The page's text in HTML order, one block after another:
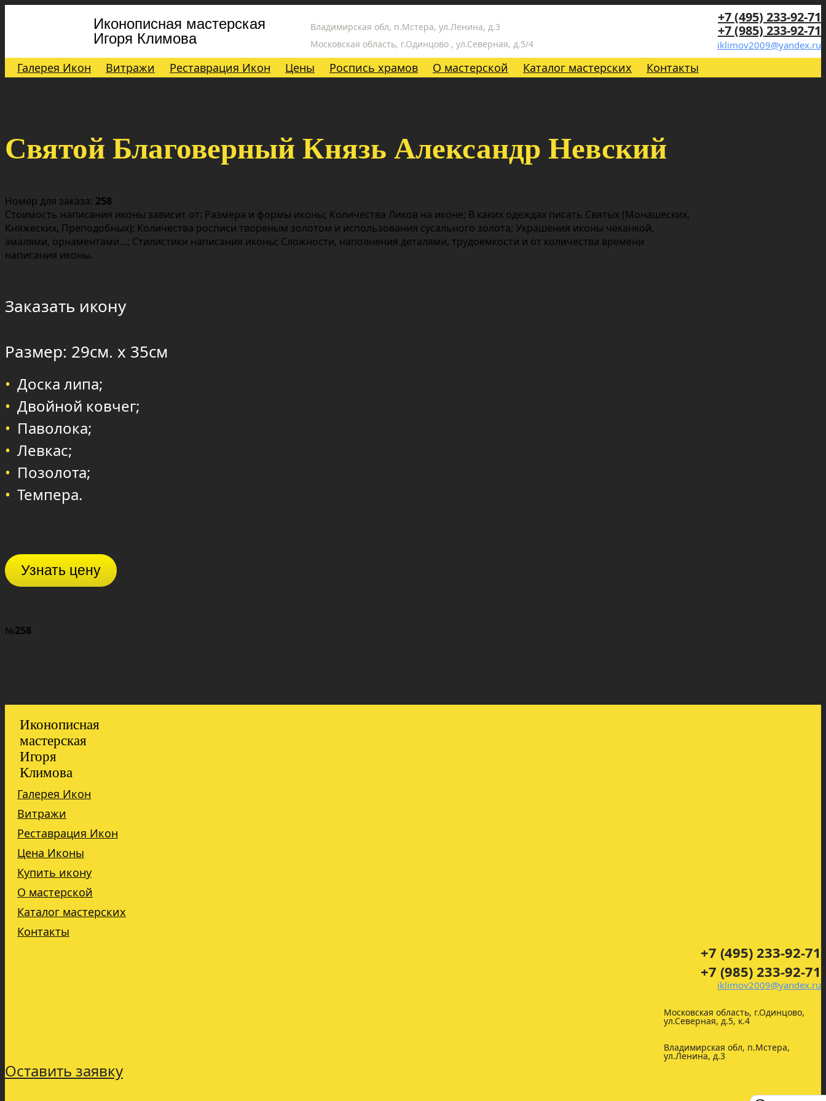
Иконописная мастерская
Игоря Климова
Владимирская обл, п.Мстера, ул.Ленина, д.3
Московская область, г.Одинцово , ул.Северная, д.5/4
+7 (495) 233-92-71
+7 (985) 233-92-71
iklimov2009@yandex.ru
Галерея Икон Витражи Реставрация Икон Цены Роспись храмов О мастерской Каталог мастерских Контакты
Святой Благоверный Князь Александр Невский
Номер для заказа: 258
Стоимость написания иконы зависит от: Размера и формы иконы; Количества Ликов на иконе; В каких одеждах писать Святых (Монашеских,
Княжеских, Преподобных); Количества росписи твореным золотом и использования сусального золота; Украшения иконы чеканкой,
эмалями, орнаментами…; Стилистики написания иконы; Сложности, наполнения деталями, трудоемкости и от количества времени
написания иконы.
Заказать икону
Размер: 29см. х 35см
Доска липа;
Двойной ковчег;
Паволока;
Левкас;
Позолота;
Темпера.
Узнать цену
№258
Иконописная
мастерская
Игоря
Климова
Галерея Икон
Витражи
Реставрация Икон
Цена Иконы
Купить икону
О мастерской
Каталог мастерских
Контакты
+7 (495) 233-92-71
+7 (985) 233-92-71
iklimov2009@yandex.ru
Московская область, г.Одинцово,
ул.Северная, д.5, к.4
Владимирская обл, п.Мстера,
ул.Ленина, д.3
Оставить заявку